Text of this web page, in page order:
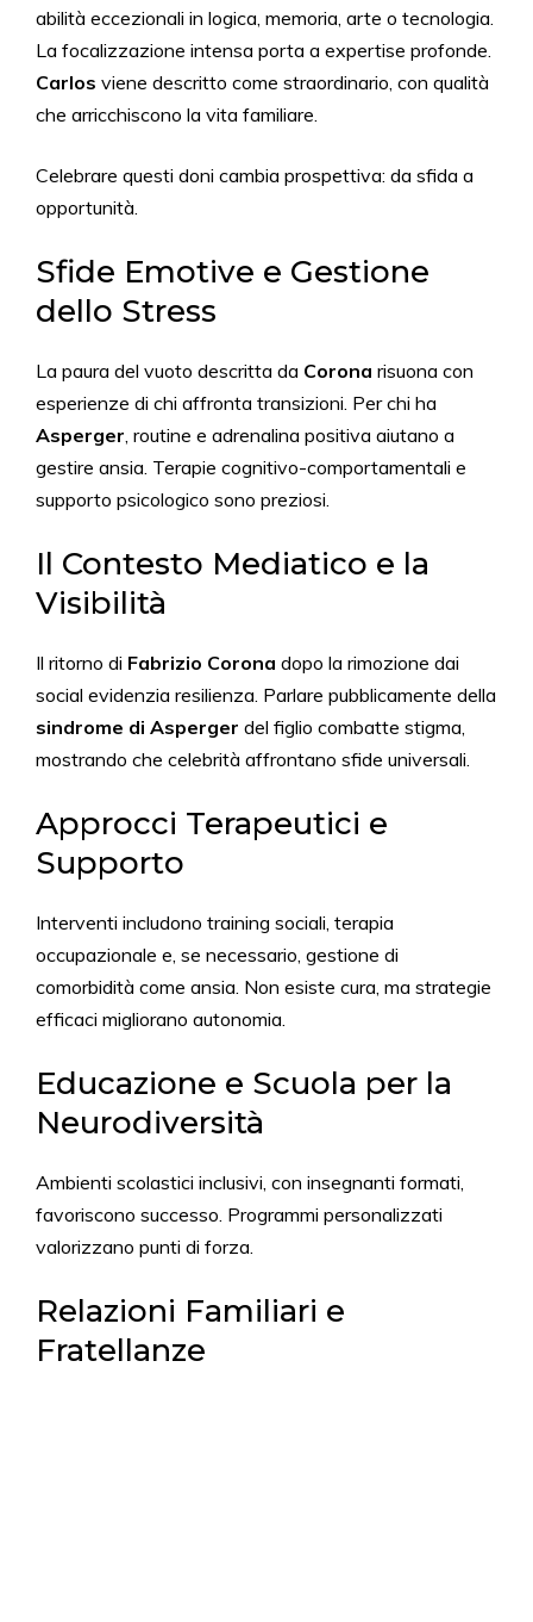
abilità eccezionali in logica, memoria, arte o tecnologia.
La focalizzazione intensa porta a expertise profonde.
Carlos viene descritto come straordinario, con qualità
che arricchiscono la vita familiare.
Celebrare questi doni cambia prospettiva: da sfida a
opportunità.
Sfide Emotive e Gestione
dello Stress
La paura del vuoto descritta da Corona risuona con
esperienze di chi affronta transizioni. Per chi ha
Asperger, routine e adrenalina positiva aiutano a
gestire ansia. Terapie cognitivo-comportamentali e
supporto psicologico sono preziosi.
Il Contesto Mediatico e la
Visibilità
Il ritorno di Fabrizio Corona dopo la rimozione dai
social evidenzia resilienza. Parlare pubblicamente della
sindrome di Asperger del figlio combatte stigma,
mostrando che celebrità affrontano sfide universali.
Approcci Terapeutici e
Supporto
Interventi includono training sociali, terapia
occupazionale e, se necessario, gestione di
comorbidità come ansia. Non esiste cura, ma strategie
efficaci migliorano autonomia.
Educazione e Scuola per la
Neurodiversità
Ambienti scolastici inclusivi, con insegnanti formati,
favoriscono successo. Programmi personalizzati
valorizzano punti di forza.
Relazioni Familiari e
Fratellanze